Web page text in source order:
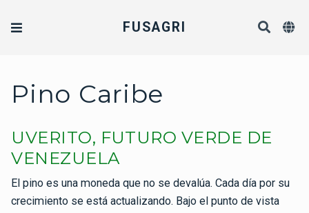
FUSAGRI
Pino Caribe
UVERITO, FUTURO VERDE DE
VENEZUELA
El pino es una moneda que no se devalúa. Cada día por su
crecimiento se está actualizando. Bajo el punto de vista